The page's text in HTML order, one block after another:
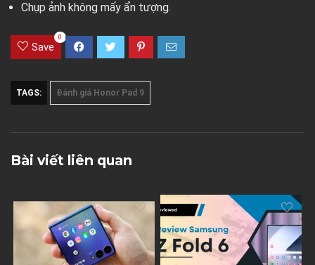
Chụp ảnh không mấy ẩn tượng.
Save
0
TAGS: Đánh giá Honor Pad 9
Bài viết liên quan